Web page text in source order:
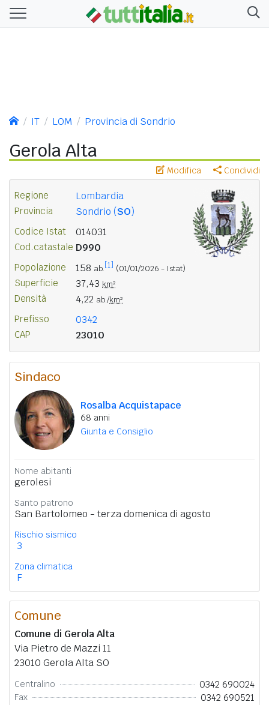
IT LOM Provincia di Sondrio
Gerola Alta
Modifica Condividi
Regione Lombardia
Provincia Sondrio (SO)
Codice Istat 014031
Cod.catastale D990
Popolazione 158 ab. [1] (01/01/2026 - Istat)
Superficie 37,43 km²
Densità 4,22 ab./km²
Prefisso 0342
CAP 23010
Sindaco
Rosalba Acquistapace
68 anni
Giunta e Consiglio
Nome abitanti
gerolesi
Santo patrono
San Bartolomeo - terza domenica di agosto
Rischio sismico
3
Zona climatica
F
Comune
Comune di Gerola Alta
Via Pietro de Mazzi 11
23010 Gerola Alta SO
Centralino 0342 690024
Fax 0342 690521